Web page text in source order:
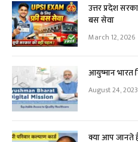
उत्तर प्रदेश
बस सेवा
March 12, 2026
आयुष्मान भारत
August 24, 2023
क्या आप जानते